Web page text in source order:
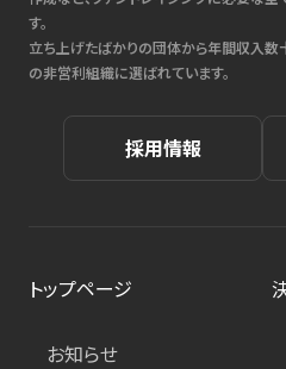
す。
立ち上げたばかりの団体から年間収入
の非営利組織に選ばれています。
採用情報
トップページ
お知らせ